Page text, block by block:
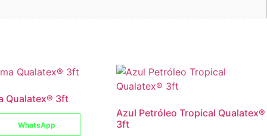
Qualatex® 3ft
WhatsApp
Azul Petróleo Tropical Qualatex®
3ft